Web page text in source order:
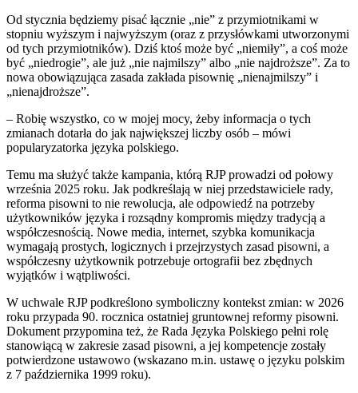
Od stycznia będziemy pisać łącznie „nie” z przymiotnikami w
stopniu wyższym i najwyższym (oraz z przysłówkami utworzonymi
od tych przymiotników). Dziś ktoś może być „niemiły”, a coś może
być „niedrogie”, ale już „nie najmilszy” albo „nie najdroższe”. Za to
nowa obowiązująca zasada zakłada pisownię „nienajmilszy” i
„nienajdroższe”.
– Robię wszystko, co w mojej mocy, żeby informacja o tych
zmianach dotarła do jak największej liczby osób – mówi
popularyzatorka języka polskiego.
Temu ma służyć także kampania, którą RJP prowadzi od połowy
września 2025 roku. Jak podkreślają w niej przedstawiciele rady,
reforma pisowni to nie rewolucja, ale odpowiedź na potrzeby
użytkowników języka i rozsądny kompromis między tradycją a
współczesnością. Nowe media, internet, szybka komunikacja
wymagają prostych, logicznych i przejrzystych zasad pisowni, a
współczesny użytkownik potrzebuje ortografii bez zbędnych
wyjątków i wątpliwości.
W uchwale RJP podkreślono symboliczny kontekst zmian: w 2026
roku przypada 90. rocznica ostatniej gruntownej reformy pisowni.
Dokument przypomina też, że Rada Języka Polskiego pełni rolę
stanowiącą w zakresie zasad pisowni, a jej kompetencje zostały
potwierdzone ustawowo (wskazano m.in. ustawę o języku polskim
z 7 października 1999 roku).